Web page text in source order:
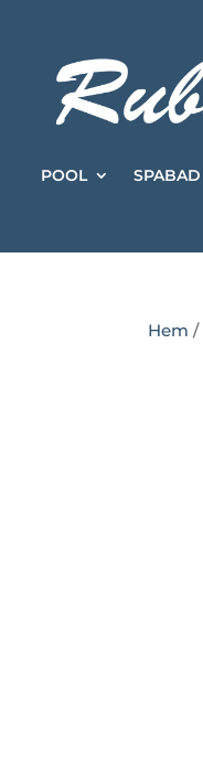
POOL SPABAD
Hem /